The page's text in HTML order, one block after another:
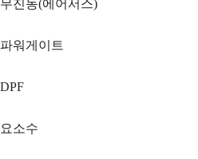
무진동(에어서스)
파워게이트
DPF
요소수